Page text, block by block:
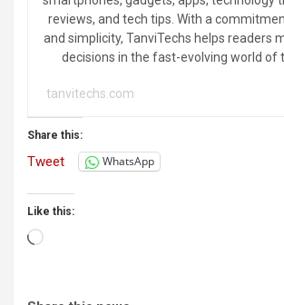
reviews, and tech tips. With a
and simplicity, TanviTechs helps readers
decisions in the fast-evolving world of
tanvitechs.com
Share this:
Tweet WhatsApp
Like this:
Loading…